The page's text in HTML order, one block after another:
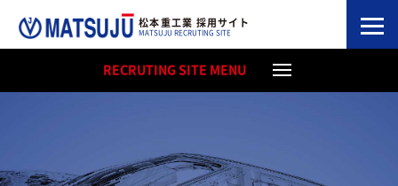
松本重工業 採用サイト
MATSUJU RECRUTING SITE
RECRUTING SITE MENU